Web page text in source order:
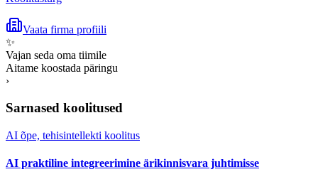
Vaata firma profiili
✨
Vajan seda oma tiimile
Aitame koostada päringu
›
Sarnased koolitused
AI õpe, tehisintellekti koolitus
AI praktiline integreerimine ärikinnisvara juhtimisse